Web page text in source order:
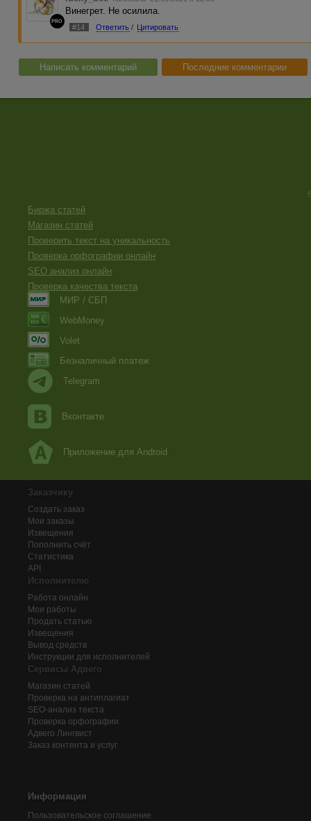
PRO
Винегрет. Не осилила.
#14 Ответить / Цитировать
Написать комментарий Последние комментарии
Биржа статей
Магазин статей
Проверить текст на уникальность
Проверка орфографии онлайн
SEO анализ онлайн
Проверка качества текста
МИР / СБП
WebMoney
Volet
Безналичный платеж
Telegram
Вконтакте
Приложение для Android
Заказчику
Создать заказ
Мои заказы
Извещения
Пополнить счёт
Статистика
API
Исполнителю
Работа онлайн
Мои работы
Продать статью
Извещения
Вывод средств
Инструкции для исполнителей
Сервисы Адвего
Магазин статей
Проверка на антиплагиат
SEO-анализ текста
Проверка орфографии
Адвего Лингвист
Заказ контента и услуг
Информация
Пользовательское соглашение